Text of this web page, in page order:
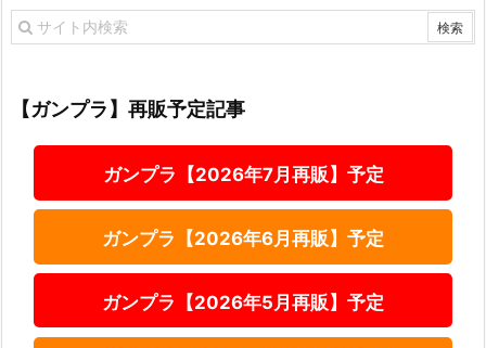
【ガンプラ】再販予定記事
ガンプラ【2026年7月再販】予定
ガンプラ【2026年6月再販】予定
ガンプラ【2026年5月再販】予定